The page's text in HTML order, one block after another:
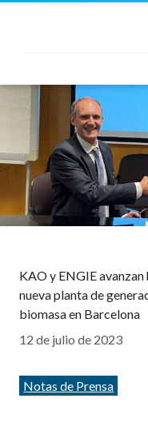
KAO y ENGIE
nueva planta de
biomasa en Barcelona
12 de julio de 2023
Categorías
Notas de Prensa